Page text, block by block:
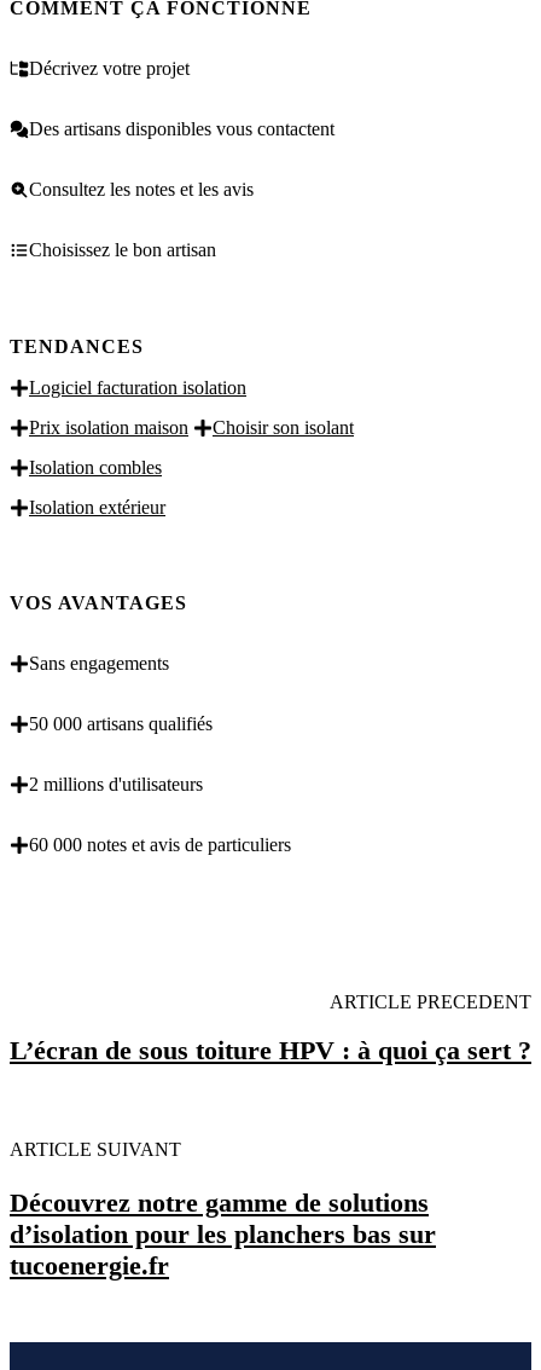
COMMENT ÇA FONCTIONNE
Décrivez votre projet
Des artisans disponibles vous contactent
Consultez les notes et les avis
Choisissez le bon artisan
TENDANCES
Logiciel facturation isolation
Prix isolation maison
Choisir son isolant
Isolation combles
Isolation extérieur
VOS AVANTAGES
Sans engagements
50 000 artisans qualifiés
2 millions d'utilisateurs
60 000 notes et avis de particuliers
ARTICLE PRECEDENT
L’écran de sous toiture HPV : à quoi ça sert ?
ARTICLE SUIVANT
Découvrez notre gamme de solutions
d’isolation pour les planchers bas sur
tucoenergie.fr